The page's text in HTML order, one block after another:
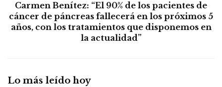
Carmen Benítez: “El 90% de los pacientes de
cáncer de páncreas fallecerá en los próximos 5
años, con los tratamientos que disponemos en
la actualidad”
Lo más leído hoy